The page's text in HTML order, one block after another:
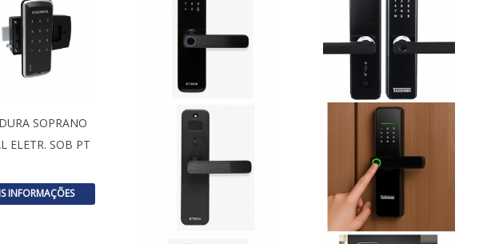
SOPRANO
ELETR. SOB PT
INFORMAÇÕES